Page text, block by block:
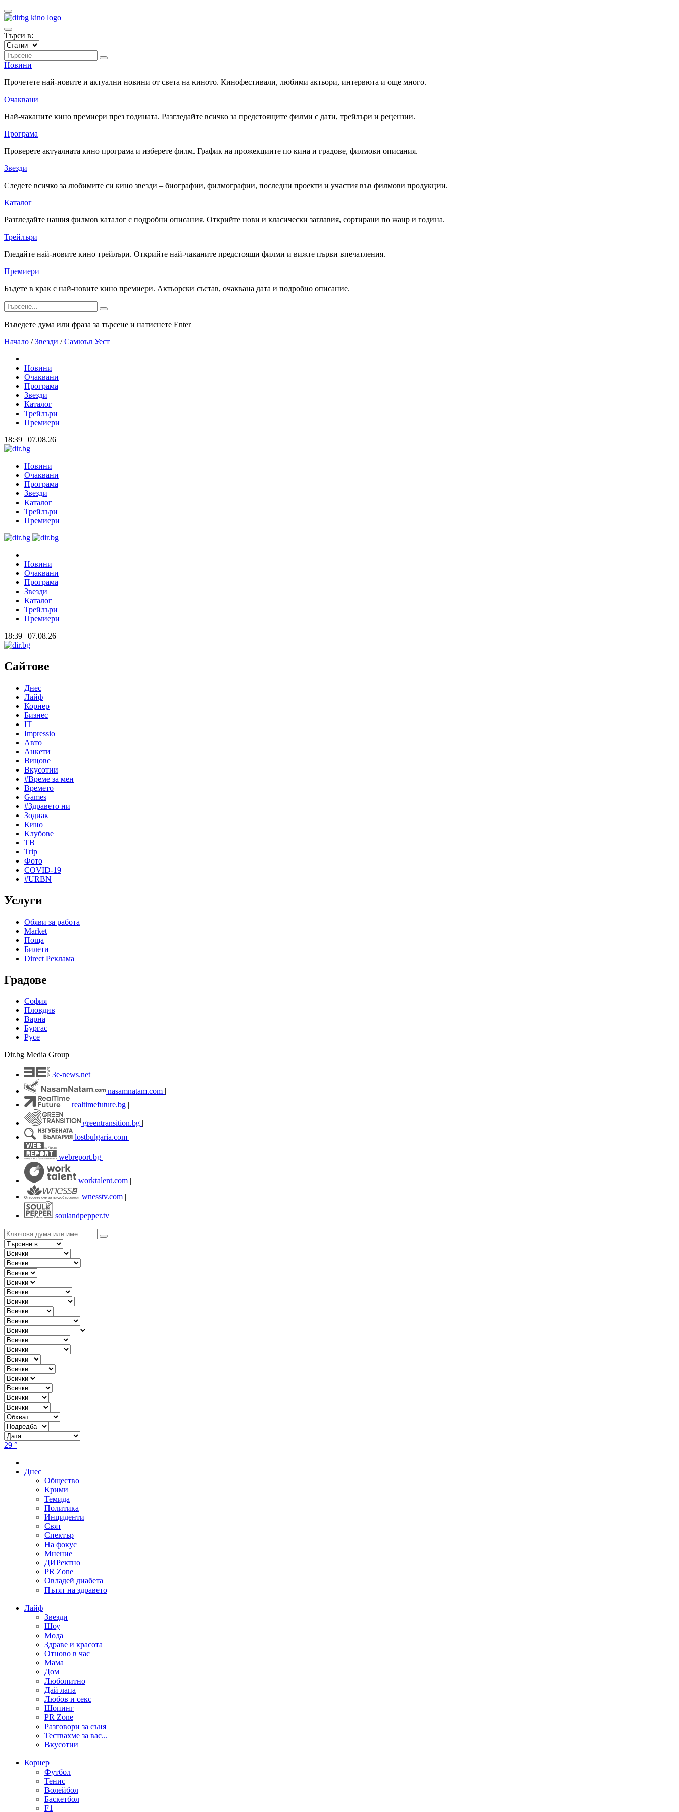
Търси в:
Новини
Прочетете най-новите и актуални новини от света на киното. Кинофестивали, любими актьори, интервюта и още много.
Очаквани
Най-чаканите кино премиери през годината. Разгледайте всичко за предстоящите филми с дати, трейлъри и рецензии.
Програма
Проверете актуалната кино програма и изберете филм. График на прожекциите по кина и градове, филмови описания.
Звезди
Следете всичко за любимите си кино звезди – биографии, филмографии, последни проекти и участия във филмови продукции.
Каталог
Разгледайте нашия филмов каталог с подробни описания. Открийте нови и класически заглавия, сортирани по жанр и година.
Трейлъри
Гледайте най-новите кино трейлъри. Открийте най-чаканите предстоящи филми и вижте първи впечатления.
Премиери
Бъдете в крак с най-новите кино премиери. Актьорски състав, очаквана дата и подробно описание.
Въведете дума или фраза за търсене и натиснете Enter
Начало / Звезди / Самюъл Уест
Новини
Очаквани
Програма
Звезди
Каталог
Трейлъри
Премиери
18:39 | 07.08.26
Новини
Очаквани
Програма
Звезди
Каталог
Трейлъри
Премиери
Новини
Очаквани
Програма
Звезди
Каталог
Трейлъри
Премиери
18:39 | 07.08.26
Сайтове
Днес
Лайф
Корнер
Бизнес
IT
Impressio
Авто
Анкети
Вицове
Вкусотии
#Време за мен
Времето
Games
#Здравето ни
Зодиак
Кино
Клубове
ТВ
Trip
Фото
COVID-19
#URBN
Услуги
Обяви за работа
Market
Поща
Билети
Direct Реклама
Градове
София
Пловдив
Варна
Бургас
Русе
Dir.bg Media Group
3e-news.net
nasamnatam.com |
realtimefuture.bg |
greentransition.bg |
lostbulgaria.com |
webreport.bg
worktalent.com |
wnesstv.com |
soulandpepper.tv
29 °
Днес
Общество
Крими
Темида
Политика
Инциденти
Свят
Спектър
На фокус
Мнение
ДИРектно
PR Zone
Овладей диабета
Пътят на здравето
Лайф
Звезди
Шоу
Мода
Здраве и красота
Отново в час
Мама
Дом
Любопитно
Дай лапа
Любов и секс
Шопинг
PR Zone
Разговори за съня
Тествахме за вас...
Вкусотии
Корнер
Футбол
Тенис
Волейбол
Баскетбол
F1